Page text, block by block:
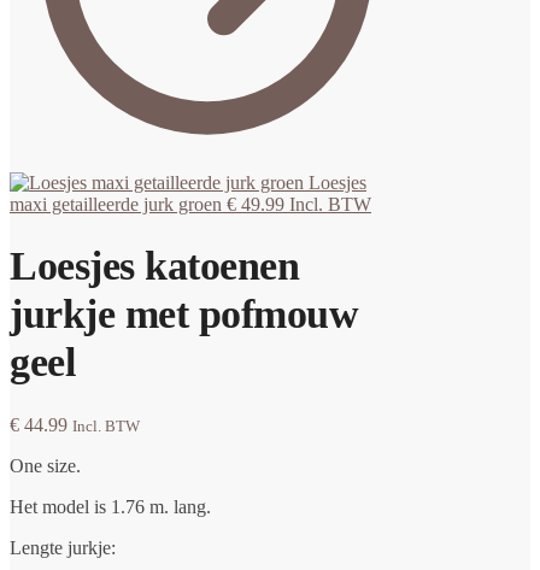
Loesjes
maxi getailleerde jurk groen € 49.99 Incl. BTW
Loesjes katoenen
jurkje met pofmouw
geel
€ 44.99 Incl. BTW
One size.
Het model is 1.76 m. lang.
Lengte jurkje: